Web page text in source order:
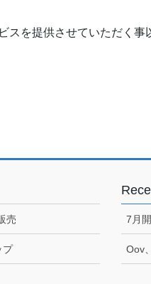
を提供させていただく事
売
プ
7月
Oov